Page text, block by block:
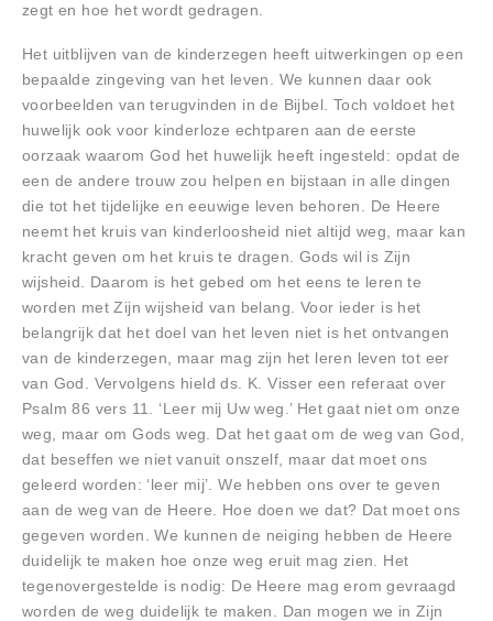
zegt en hoe het wordt gedragen.
Het uitblijven van de kinderzegen heeft uitwerkingen op een
bepaalde zingeving van het leven. We kunnen daar ook
voorbeelden van terugvinden in de Bijbel. Toch voldoet het
huwelijk ook voor kinderloze echtparen aan de eerste
oorzaak waarom God het huwelijk heeft ingesteld: opdat de
een de andere trouw zou helpen en bijstaan in alle dingen
die tot het tijdelijke en eeuwige leven behoren. De Heere
neemt het kruis van kinderloosheid niet altijd weg, maar kan
kracht geven om het kruis te dragen. Gods wil is Zijn
wijsheid. Daarom is het gebed om het eens te leren te
worden met Zijn wijsheid van belang. Voor ieder is het
belangrijk dat het doel van het leven niet is het ontvangen
van de kinderzegen, maar mag zijn het leren leven tot eer
van God. Vervolgens hield ds. K. Visser een referaat over
Psalm 86 vers 11. ‘Leer mij Uw weg.’ Het gaat niet om onze
weg, maar om Gods weg. Dat het gaat om de weg van God,
dat beseffen we niet vanuit onszelf, maar dat moet ons
geleerd worden: ‘leer mij’. We hebben ons over te geven
aan de weg van de Heere. Hoe doen we dat? Dat moet ons
gegeven worden. We kunnen de neiging hebben de Heere
duidelijk te maken hoe onze weg eruit mag zien. Het
tegenovergestelde is nodig: De Heere mag erom gevraagd
worden de weg duidelijk te maken. Dan mogen we in Zijn